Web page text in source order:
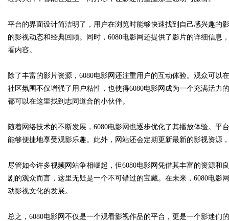
平台的界面设计简洁明了，用户在浏览时能够快速找到自己感兴趣的
的影视动态和经典回顾。同时，6080电影网还提供了影片的详细信
看内容。
除了丰富的影片资源，6080电影网还注重用户的互动体验。观众可
社区氛围不仅增强了用户粘性，也使得6080电影网成为一个充满活
都可以在这里找到志同道合的小伙伴。
随着网络技术的不断发展，6080电影网也逐步优化了其播放体验。
能够便捷地享受观影乐趣。此外，网站还会定期更新最新的影视资源
尽管如今许多视频网站争相崛起，但6080电影网凭借其丰富的资源
剧的观众而言，这里无疑是一个不可错过的宝藏。在未来，6080电
动影视文化的发展。
总之，6080电影网不仅是一个观看影视作品的平台，更是一个影迷